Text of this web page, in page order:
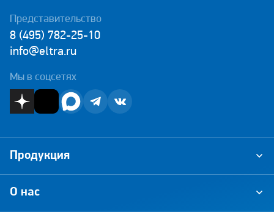
Представительство
8 (495) 782-25-10
info@eltra.ru
Мы в соцсетях
О нас
Продукция